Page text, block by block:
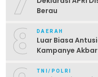
Berau
8 DAERAH
Luar Biasa
Kampanye
TNI/POLRI